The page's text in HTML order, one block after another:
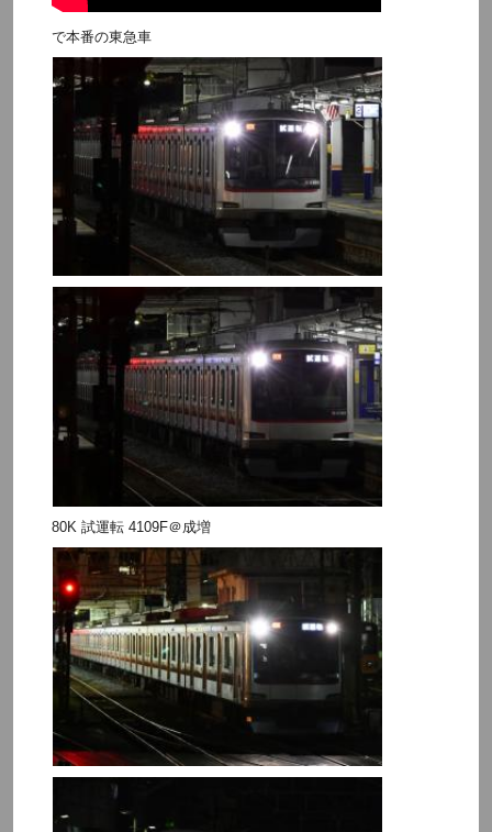
で本番の東急車
80K 試運転 4109F＠成増